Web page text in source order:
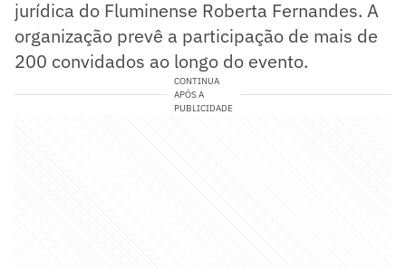
jurídica do Fluminense Roberta Fernandes. A
organização prevê a participação de mais de
200 convidados ao longo do evento.
CONTINUA
APÓS A
PUBLICIDADE